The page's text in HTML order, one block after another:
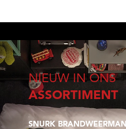
NIEUW IN ONS
ASSORTIMENT
SNURK BRANDWEERMAN